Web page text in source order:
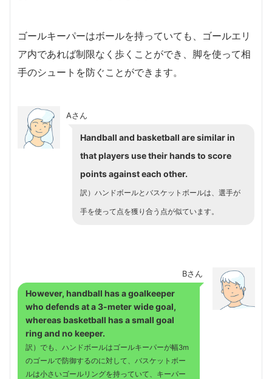
ゴールキーパーはボールを持っていても、ゴールエリ
ア内であれば制限なく歩くことができ、脚を使って相
手のシュートを防ぐことができます。
Aさん
Handball and basketball are similar in
that players use their hands to score
points against each other.
訳）ハンドボールとバスケットボールは、選手が
手を使って点を獲り合う点が似ています。
Bさん
However, handball has a goalkeeper
who defends at a 3-meter wide goal,
whereas basketball has a small goal
ring and no keeper.
訳）でも、ハンドボールはゴールキーパーが幅3m
のゴールで防御するのに対して、バスケットボー
ルは小さいゴールリングを持っていて、キーパー